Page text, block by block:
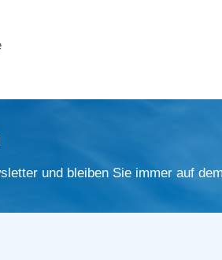
und bleiben Sie immer auf